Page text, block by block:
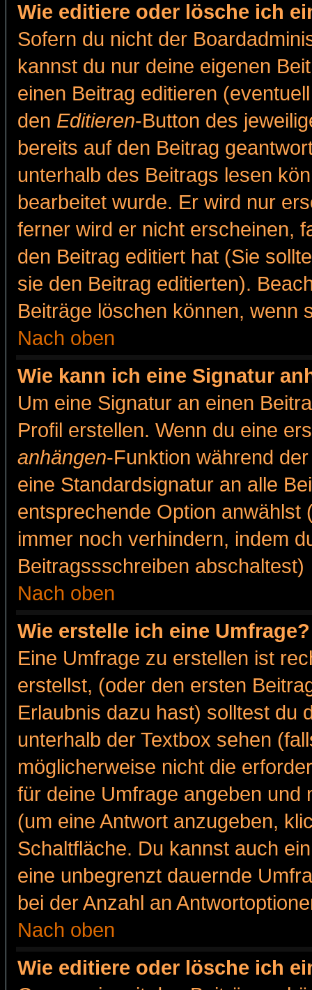
Wie editiere oder lösche ich
Sofern du nicht der
kannst du nur deine eigenen
einen Beitrag editieren
den Editieren-Button des
bereits auf den Beitrag
unterhalb des Beitrags lesen
bearbeitet wurde. Er wird nur
ferner wird er nicht erscheinen,
den Beitrag editiert hat (Sie
sie den Beitrag editierten).
Beiträge löschen können, wenn
Nach oben
Wie kann ich eine Signatur
Um eine Signatur an einen
Profil erstellen. Wenn du eine
anhängen-Funktion während
eine Standardsignatur an alle
entsprechende Option anwählst
immer noch verhindern, indem
Beitragssschreiben abschaltest)
Nach oben
Wie erstelle ich eine Umfrage?
Eine Umfrage zu erstellen ist
erstellst, (oder den ersten
Erlaubnis dazu hast) solltest du
unterhalb der Textbox sehen
möglicherweise nicht die
für deine Umfrage angeben und
(um eine Antwort anzugeben,
Schaltfläche. Du kannst auch
eine unbegrenzt dauernde
bei der Anzahl an
Nach oben
Wie editiere oder lösche ich